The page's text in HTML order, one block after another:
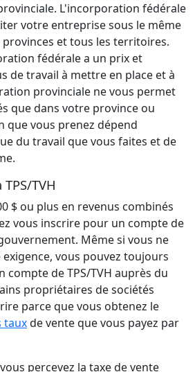
L'incorporation fédérale
votre entreprise sous le même
et tous les territoires.
fédérale a un prix et
de travail à mettre en place et à
provinciale ne vous permet
que dans votre province ou
que vous prenez dépend
du travail que vous faites et de
TVH
$ ou plus en revenus combinés
vous inscrire pour un compte de
Même si vous ne
vous pouvez toujours
de TPS/TVH auprès du
propriétaires de sociétés
parce que vous obtenez le
tauxde vente que vous payez par
percevez la taxe de vente